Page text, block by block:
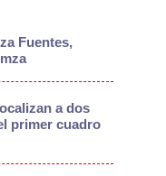
Fuentes,
a dos
primer cuadro